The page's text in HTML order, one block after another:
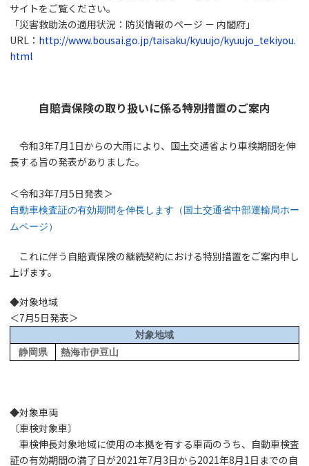
サイトをご覧ください。
「災害救助法の適用状況：防災情報のページ － 内閣府」
URL： http://www.bousai.go.jp/taisaku/kyuujo/kyuujo_tekiyou.
html
自賠責保険の取り扱いに係る特別措置のご案内
令和3年7月1日からの大雨により、国土交通省より車検期間を伸
長する旨の発表がありました。
＜令和3年7月5日発表＞
自動車検査証の有効期間を伸長します（国土交通省中部運輸局ホー
ムページ）
これに伴う自賠責保険の継続契約における特別措置をご案内申し
上げます。
◆対象地域
＜7月5日発表＞
対象地域
静岡県
熱海市伊豆山
◆対象車両
〔車検対象車〕
車検伸長対象地域に使用の本拠を有する車両のうち、自動車検査
証の有効期間の満了日が2021年7月3日から2021年8月1日までの自